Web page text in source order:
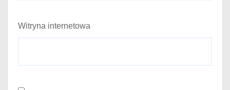
Witryna internetowa